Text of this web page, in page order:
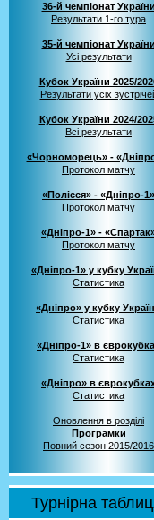
36-й чемпіонат України
Результати 1-го тура
35-й чемпіонат України
Усі результати
Кубок України 2025/
Результати усіх
Кубок України 2024/
Всі результати
«Чорноморець» -
Протокол матчу
«Полісся» - «Дніпро-1»
Протокол матчу
«Дніпро-1» -
Протокол матчу
«Дніпро-1» у кубку
Статистика
«Дніпро» у кубку
Статистика
«Дніпро-1» в
Статистика
«Дніпро» в
Статистика
Оновлення в розділі
Програмки
Повний сезон 2015/2016
Турнірна